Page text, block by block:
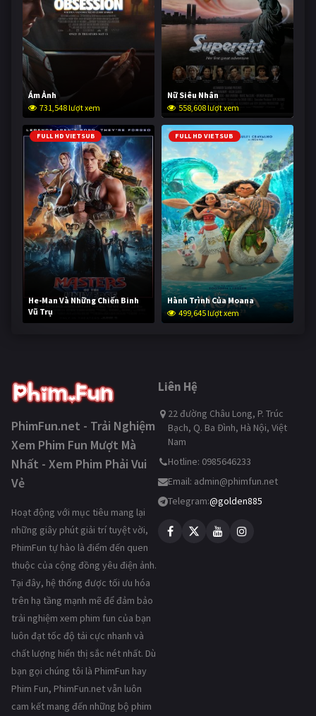
Ám Ảnh
731,548 lượt xem
Nữ Siêu Nhân
558,608 lượt xem
FULL HD VIETSUB
He-Man Và Những Chiến Binh
Vũ Trụ
249,079 lượt xem
FULL HD VIETSUB
Hành Trình Của Moana
499,645 lượt xem
PhimFun.net - Trải Nghiệm
Xem Phim Fun Mượt Mà
Nhất - Xem Phim Phải Vui
Vẻ
Hoạt động với mục tiêu mang lại
những giây phút giải trí tuyệt vời,
PhimFun tự hào là điểm đến quen
thuộc của cộng đồng yêu điện ảnh.
Tại đây, hệ thống được tối ưu hóa
trên hạ tầng mạnh mẽ để đảm bảo
trải nghiệm xem phim fun của bạn
luôn đạt tốc độ tải cực nhanh và
chất lượng hiển thị sắc nét nhất. Dù
bạn gọi chúng tôi là PhimFun hay
Phim Fun, PhimFun.net vẫn luôn
cam kết mang đến những bộ phim
Liên Hệ
22 đường Châu Long, P. Trúc
Bạch, Q. Ba Đình, Hà Nội, Việt
Nam
Hotline: 0985646233
Email: admin@phimfun.net
Telegram:@golden885